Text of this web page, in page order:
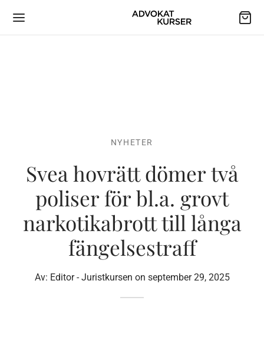
NYHETER
Svea hovrätt dömer två
poliser för bl.a. grovt
narkotikabrott till långa
fängelsestraff
Av: Editor - Juristkursen on september 29, 2025